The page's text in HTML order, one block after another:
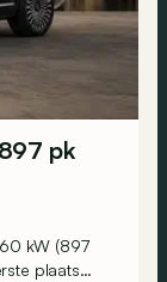
pk
kW (897
plaats